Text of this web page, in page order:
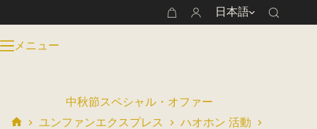
ン
シ
カ
ー
日本語
メニュー
中秋節スペシャル・オファー
ユンファンエクスプレス
ハオホン 活動